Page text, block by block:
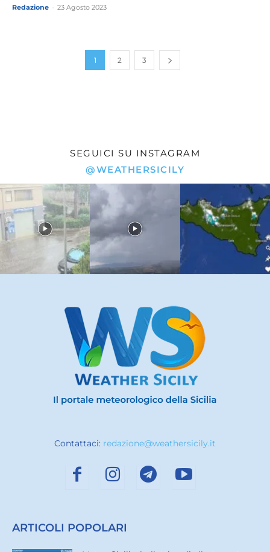
Redazione 23 Agosto 2023
1 2 3
SEGUICI SU INSTAGRAM
@WEATHERSICILY
Contattaci: redazione@weathersicily.it
ARTICOLI POPOLARI